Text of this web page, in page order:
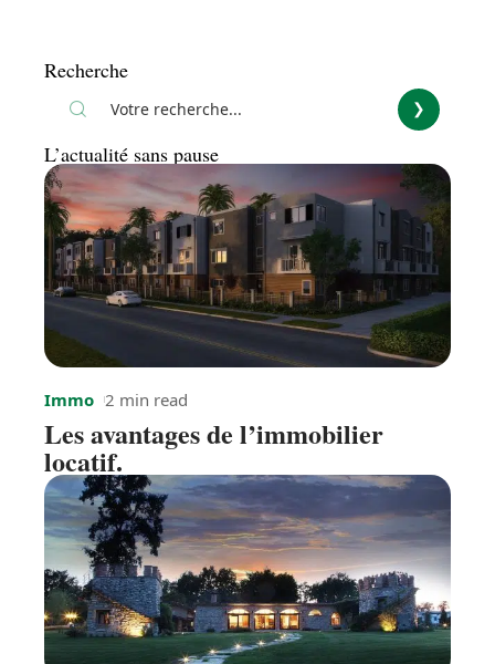
Recherche
L’actualité sans pause
Immo 2 min read
Les avantages de l’immobilier
locatif.